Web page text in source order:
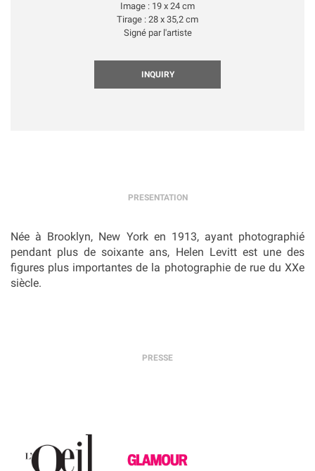
Image : 19 x 24 cm
Tirage : 28 x 35,2 cm
Signé par l'artiste
INQUIRY
PRESENTATION
Née à Brooklyn, New York en 1913, ayant photographié
pendant plus de soixante ans, Helen Levitt est une des
figures plus importantes de la photographie de rue du XXe
siècle.
PRESSE